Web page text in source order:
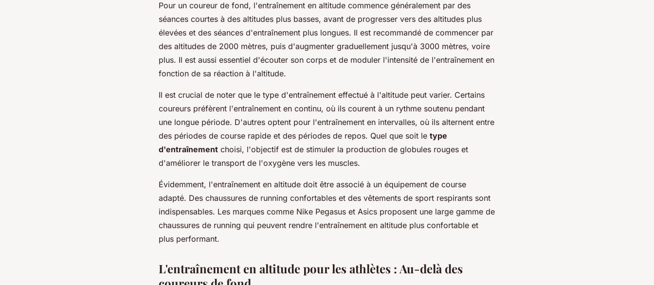
Pour un coureur de fond, l'entraînement en altitude commence généralement par des
séances courtes à des altitudes plus basses, avant de progresser vers des altitudes plus
élevées et des séances d'entraînement plus longues. Il est recommandé de commencer par
des altitudes de 2000 mètres, puis d'augmenter graduellement jusqu'à 3000 mètres, voire
plus. Il est aussi essentiel d'écouter son corps et de moduler l'intensité de l'entraînement en
fonction de sa réaction à l'altitude.
Il est crucial de noter que le type d'entraînement effectué à l'altitude peut varier. Certains
coureurs préfèrent l'entraînement en continu, où ils courent à un rythme soutenu pendant
une longue période. D'autres optent pour l'entraînement en intervalles, où ils alternent entre
des périodes de course rapide et des périodes de repos. Quel que soit le type
d'entraînement choisi, l'objectif est de stimuler la production de globules rouges et
d'améliorer le transport de l'oxygène vers les muscles.
Évidemment, l'entraînement en altitude doit être associé à un équipement de course
adapté. Des chaussures de running confortables et des vêtements de sport respirants sont
indispensables. Les marques comme Nike Pegasus et Asics proposent une large gamme de
chaussures de running qui peuvent rendre l'entraînement en altitude plus confortable et
plus performant.
L'entraînement en altitude pour les athlètes : Au-delà des